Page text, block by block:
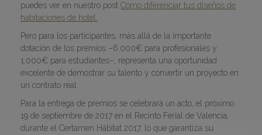
puedes ver en nuestro post Cómo diferenciar tus diseños de
habitaciones de hotel.
Pero para los participantes, más allá de la importante
dotación de los premios –6.000€ para profesionales y
1.000€ para estudiantes–, representa una oportunidad
excelente de demostrar su talento y convertir un proyecto en
un contrato real.
Para la entrega de premios se celebrará un acto, el próximo
19 de septiembre de 2017 en el Recinto Ferial de Valencia,
durante el Certamen Hábitat 2017, lo que garantiza su